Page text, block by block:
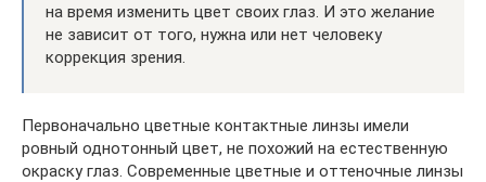
на время изменить цвет своих глаз. И это желание
не зависит от того, нужна или нет человеку
коррекция зрения.
Первоначально цветные контактные линзы имели
ровный однотонный цвет, не похожий на естественную
окраску глаз. Современные цветные и оттеночные линзы